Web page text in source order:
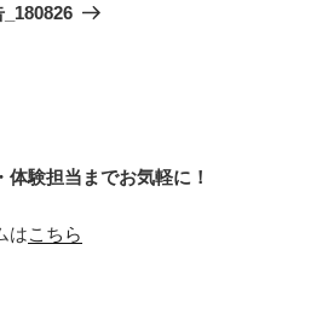
験担当までお気軽に！
はこちら